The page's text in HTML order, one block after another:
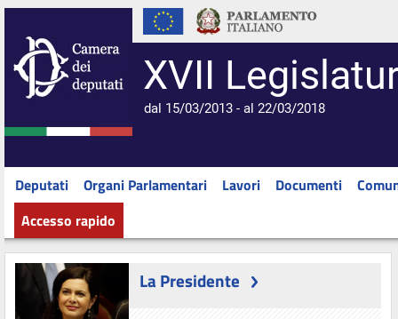
XVII
dal 15/03/2013 - al 22/03/2018
Deputati Organi Parlamentari Lavori Documenti
Accesso rapido
La Presidente